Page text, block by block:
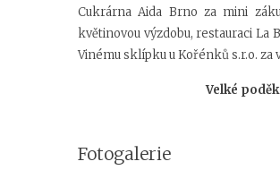
Cukrárna Aida Brno za mini
květinovou výzdobu, restauraci La
Vinému sklípku u Kořénků s.r.o. za
Velké
Fotogalerie